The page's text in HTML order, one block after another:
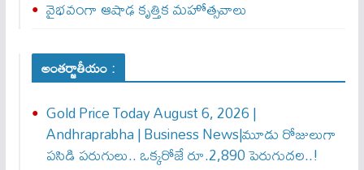
వైభవంగా ఆషాఢ కృత్తిక మహోత్సవాలు
అంతర్జాతీయం :
Gold Price Today August 6, 2026 |
Andhraprabha | Business News|మూడు రోజులుగా
పసిడి పరుగులు.. ఒక్కరోజే రూ.2,890 పెరుగుద‌ల‌..!